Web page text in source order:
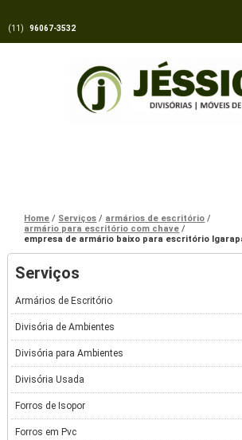
(11) 96067-3532
Home Serviços
armários de escritório
armário para escritório com chave
empresa de armário baixo para escritório
Serviços
Armários de Escritório
Divisória de Ambientes
Divisória para Ambientes
Divisória Usada
Forros de Isopor
Forros em Pvc